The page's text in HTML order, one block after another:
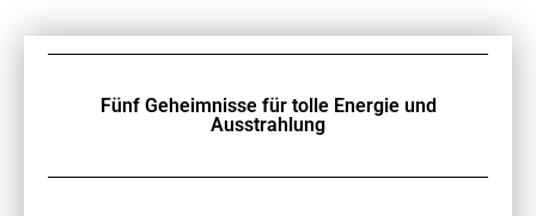
Fünf Geheimnisse für tolle Energie und
Ausstrahlung